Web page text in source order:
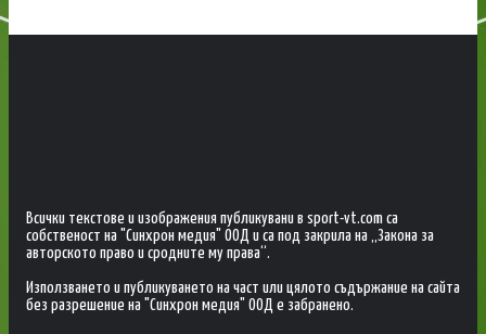
Всички текстове и изображения публикувани в sport-vt.com са
собственост на "Синхрон медия" ООД и са под закрила на „Закона за
авторското право и сродните му права“.
Използването и публикуването на част или цялото съдържание на сайта
без разрешение на "Синхрон медия" ООД е забранено.